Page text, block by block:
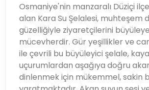
Osmaniye'nin manzaralı Düziçi
alan Kara Su Şelalesi, muhteşem
güzelliğiyle ziyaretçilerini
mücevherdir. Gür yeşillikler ve
ile çevrili bu büyüleyici şelale,
uçurumlardan aşağıya doğru
dinlenmek için mükemmel, sakin